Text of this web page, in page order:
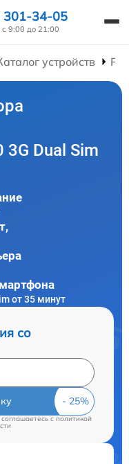
301-34-05
9:00 до 21:00
устройств
Dual Sim
от 35 минут
со
cполитикой